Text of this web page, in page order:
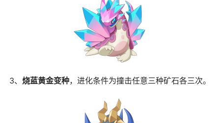
3、 烧蓝黄金变种，进化条件为撞击任意三种矿石各三次。